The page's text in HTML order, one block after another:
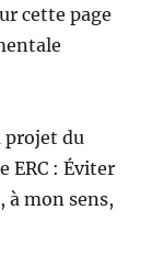
cette page
projet du
ERC : Éviter
à mon sens,